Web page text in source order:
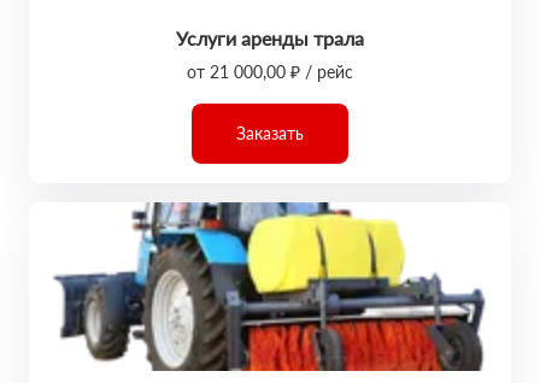
Услуги аренды трала
от 21 000,00 ₽ / рейс
Заказать